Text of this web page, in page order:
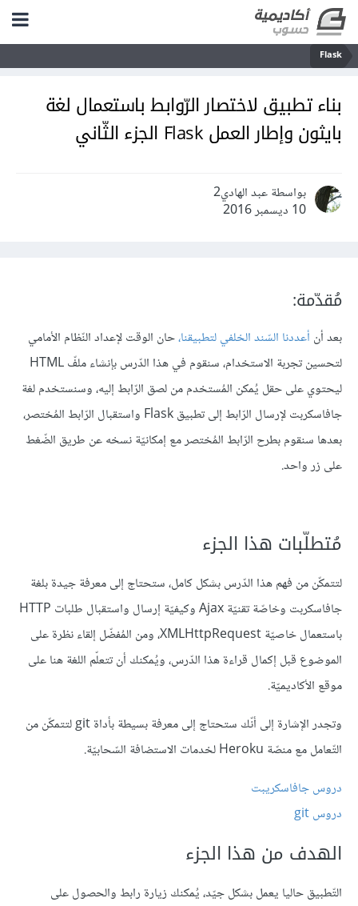
Flask
بناء تطبيق لاختصار الرّوابط باستعمال لغة
بايثون وإطار العمل Flask الجزء الثّاني
بواسطة عبد الهادي2
10 ديسمبر 2016
مُقدّمة:
بعد أن أعددنا السّند الخلفي لتطبيقنا،حان الوقت لإعداد النّظام الأمامي
لتحسين تجربة الاستخدام، سنقوم في هذا الدّرس بإنشاء ملفّ HTML
ليحتوي على حقل يُمكن المُستخدم من لصق الرّابط إليه، وسنستخدم لغة
جافاسكربت لإرسال الرّابط إلى تطبيق Flask واستقبال الرّابط المُختصر،
بعدها سنقوم بطرح الرّابط المُختصر مع إمكانيّة نسخه عن طريق الضّغط
على زر واحد.
مُتطلّبات هذا الجزء
لتتمكّن من فهم هذا الدّرس بشكل كامل، ستحتاج إلى معرفة جيدة بلغة
جافاسكربت وخاصّة تقنيّة Ajax وكيفيّة إرسال واستقبال طلبات HTTP
باستعمال خاصيّة XMLHttpRequest، ومن المُفضّل إلقاء نظرة على
الموضوع قبل إكمال قراءة هذا الدّرس، ويُمكنك أن تتعلّم اللغة هنا على
موقع الأكاديميّة.
وتجدر الإشارة إلى أنّك ستحتاج إلى معرفة بسيطة بأداة git لتتمكّن من
التّعامل مع منصّة Heroku لخدمات الاستضافة السّحابيّة.
دروس جافاسكريبت
دروس git
الهدف من هذا الجزء
التّطبيق حاليا يعمل بشكل جيّد، يُمكنك زيارة رابط والحصول على